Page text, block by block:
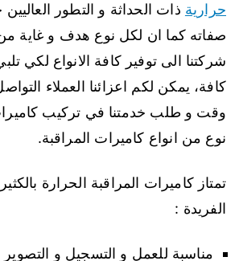
حرارية ذات الحداثة و التطور
صفاته كما ان لكل نوع هدف و غاية
شركتنا الى توفير كافة الانواع لكي
كافة، يمكن لكم اعزائنا العملاء
وقت و طلب خدمتنا في تركيب
نوع من انواع كاميرات المراقبة.
تمتاز كاميرات المراقبة الحرارة
الفريدة :
مناسبة للعمل و التسجيل و التصوير